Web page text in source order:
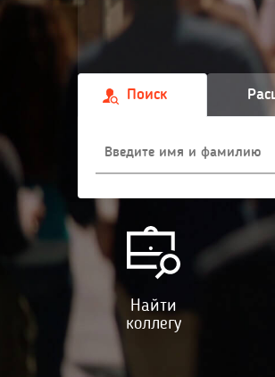
Поиск
Найти
коллегу